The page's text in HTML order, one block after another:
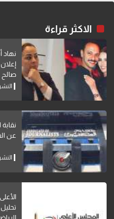
الاكثر قراءة
نهاد
صالح
عن